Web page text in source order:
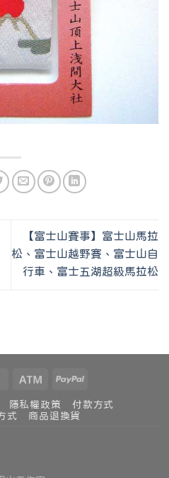
【富士山賽事】富士山馬拉
松、富士山越野賽、富士山自
行車、富士五湖超級馬拉松
隱私權政策
付款方式
式
商品退換貨